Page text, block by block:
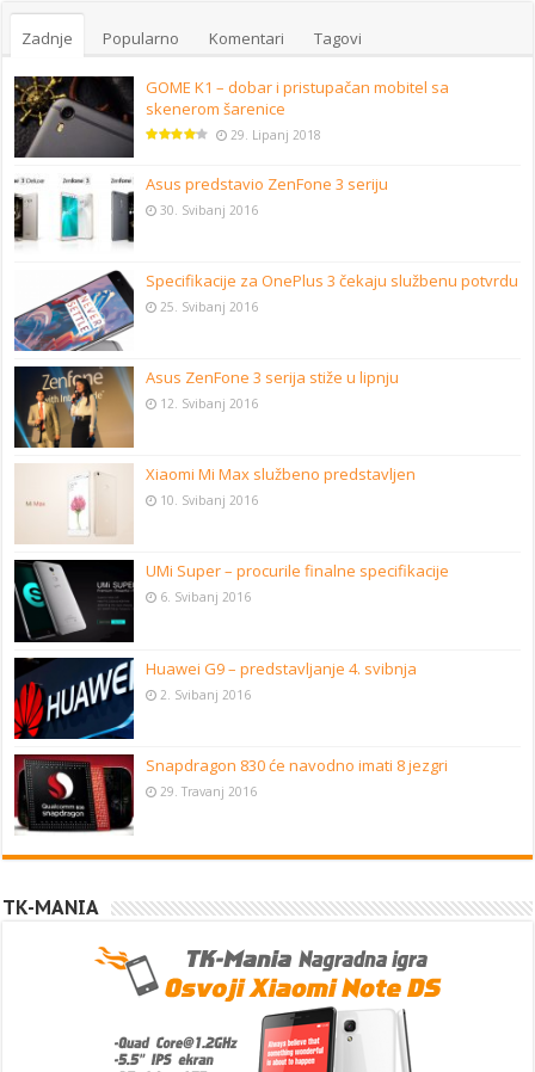
Zadnje Popularno Komentari Tagovi
GOME K1 – dobar i pristupačan mobitel sa
skenerom šarenice
29. Lipanj 2018
Asus predstavio ZenFone 3 seriju
30. Svibanj 2016
Specifikacije za OnePlus 3 čekaju službenu potvrdu
25. Svibanj 2016
Asus ZenFone 3 serija stiže u lipnju
12. Svibanj 2016
Xiaomi Mi Max službeno predstavljen
10. Svibanj 2016
UMi Super – procurile finalne specifikacije
6. Svibanj 2016
Huawei G9 – predstavljanje 4. svibnja
2. Svibanj 2016
Snapdragon 830 će navodno imati 8 jezgri
29. Travanj 2016
TK-MANIA